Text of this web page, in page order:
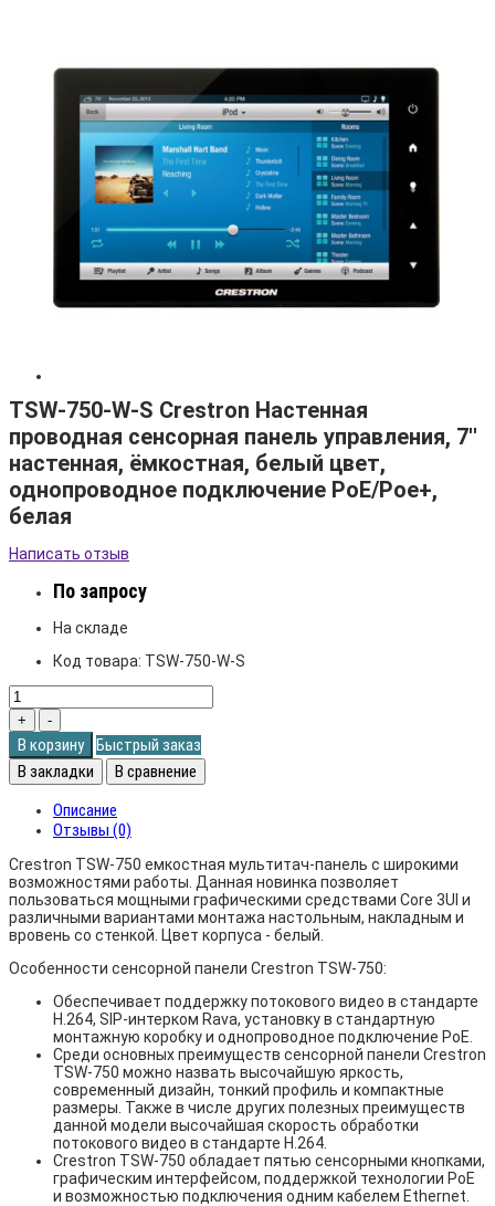
TSW-750-W-S Crestron Настенная
проводная сенсорная панель управления, 7''
настенная, ёмкостная, белый цвет,
однопроводное подключение PoE/Poe+,
белая
Написать отзыв
По запросу
На складе
Код товара: TSW-750-W-S
В корзину
Быстрый заказ
В закладки
В сравнение
Описание
Отзывы (0)
Crestron TSW-750 емкостная мультитач-панель с широкими
возможностями работы. Данная новинка позволяет
пользоваться мощными графическими средствами Core 3UI и
различными вариантами монтажа настольным, накладным и
вровень со стенкой. Цвет корпуса - белый.
Особенности сенсорной панели Crestron TSW-750:
Обеспечивает поддержку потокового видео в стандарте
H.264, SIP-интерком Rava, установку в стандартную
монтажную коробку и однопроводное подключение PoE.
Среди основных преимуществ сенсорной панели Crestron
TSW-750 можно назвать высочайшую яркость,
современный дизайн, тонкий профиль и компактные
размеры. Также в числе других полезных преимуществ
данной модели высочайшая скорость обработки
потокового видео в стандарте H.264.
Crestron TSW-750 обладает пятью сенсорными кнопками,
графическим интерфейсом, поддержкой технологии PoE
и возможностью подключения одним кабелем Ethernet.